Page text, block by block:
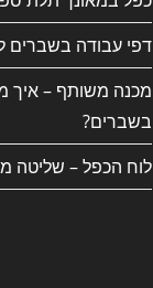
דפי עבודה בשברים
מכנה משותף – איך
בשברים?
לוח הכפל – שליטה